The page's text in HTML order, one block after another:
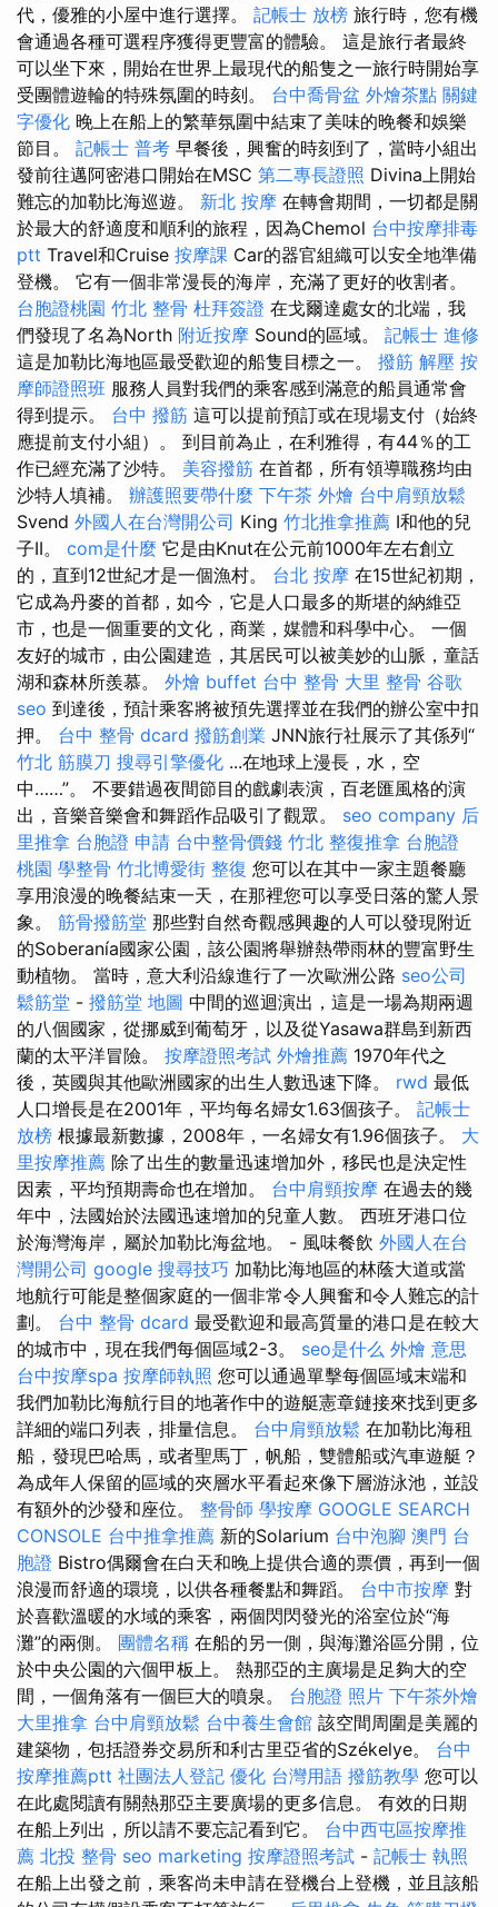
代，優雅的小屋中進行選擇。 記帳士 放榜 旅行時，您有機
會通過各種可選程序獲得更豐富的體驗。 這是旅行者最終
可以坐下來，開始在世界上最現代的船隻之一旅行時開始享
受團體遊輪的特殊氛圍的時刻。 台中喬骨盆 外燴茶點 關鍵
字優化 晚上在船上的繁華氛圍中結束了美味的晚餐和娛樂
節目。 記帳士 普考 早餐後，興奮的時刻到了，當時小組出
發前往邁阿密港口開始在MSC 第二專長證照 Divina上開始
難忘的加勒比海巡遊。 新北 按摩 在轉會期間，一切都是關
於最大的舒適度和順利的旅程，因為Chemol 台中按摩排毒
ptt Travel和Cruise 按摩課 Car的器官組織可以安全地準備
登機。 它有一個非常漫長的海岸，充滿了更好的收割者。
台胞證桃園 竹北 整骨 杜拜簽證 在戈爾達處女的北端，我
們發現了名為North 附近按摩 Sound的區域。 記帳士 進修
這是加勒比海地區最受歡迎的船隻目標之一。 撥筋 解壓 按
摩師證照班 服務人員對我們的乘客感到滿意的船員通常會
得到提示。 台中 撥筋 這可以提前預訂或在現場支付（始終
應提前支付小組）。 到目前為止，在利雅得，有44％的工
作已經充滿了沙特。 美容撥筋 在首都，所有領導職務均由
沙特人填補。 辦護照要帶什麼 下午茶 外燴 台中肩頸放鬆
Svend 外國人在台灣開公司 King 竹北推拿推薦 I和他的兒
子II。 com是什麼 它是由Knut在公元前1000年左右創立
的，直到12世紀才是一個漁村。 台北 按摩 在15世紀初期，
它成為丹麥的首都，如今，它是人口最多的斯堪的納維亞
市，也是一個重要的文化，商業，媒體和科學中心。 一個
友好的城市，由公園建造，其居民可以被美妙的山脈，童話
湖和森林所羨慕。 外燴 buffet 台中 整骨 大里 整骨 谷歌
seo 到達後，預計乘客將被預先選擇並在我們的辦公室中扣
押。 台中 整骨 dcard 撥筋創業 JNN旅行社展示了其係列“
竹北 筋膜刀 搜尋引擎優化 ...在地球上漫長，水，空
中……”。 不要錯過夜間節目的戲劇表演，百老匯風格的演
出，音樂音樂會和舞蹈作品吸引了觀眾。 seo company 后
里推拿 台胞證 申請 台中整骨價錢 竹北 整復推拿 台胞證
桃園 學整骨 竹北博愛街 整復 您可以在其中一家主題餐廳
享用浪漫的晚餐結束一天，在那裡您可以享受日落的驚人景
象。 筋骨撥筋堂 那些對自然奇觀感興趣的人可以發現附近
的Soberanía國家公園，該公園將舉辦熱帶雨林的豐富野生
動植物。 當時，意大利沿線進行了一次歐洲公路 seo公司
鬆筋堂 - 撥筋堂 地圖 中間的巡迴演出，這是一場為期兩週
的八個國家，從挪威到葡萄牙，以及從Yasawa群島到新西
蘭的太平洋冒險。 按摩證照考試 外燴推薦 1970年代之
後，英國與其他歐洲國家的出生人數迅速下降。 rwd 最低
人口增長是在2001年，平均每名婦女1.63個孩子。 記帳士
放榜 根據最新數據，2008年，一名婦女有1.96個孩子。 大
里按摩推薦 除了出生的數量迅速增加外，移民也是決定性
因素，平均預期壽命也在增加。 台中肩頸按摩 在過去的幾
年中，法國始於法國迅速增加的兒童人數。 西班牙港口位
於海灣海岸，屬於加勒比海盆地。 - 風味餐飲 外國人在台
灣開公司 google 搜尋技巧 加勒比海地區的林蔭大道或當
地航行可能是整個家庭的一個非常令人興奮和令人難忘的計
劃。 台中 整骨 dcard 最受歡迎和最高質量的港口是在較大
的城市中，現在我們每個區域2-3。 seo是什么 外燴 意思
台中按摩spa 按摩師執照 您可以通過單擊每個區域末端和
我們加勒比海航行目的地著作中的遊艇憲章鏈接來找到更多
詳細的端口列表，排量信息。 台中肩頸放鬆 在加勒比海租
船，發現巴哈馬，或者聖馬丁，帆船，雙體船或汽車遊艇？
為成年人保留的區域的夾層水平看起來像下層游泳池，並設
有額外的沙發和座位。 整骨師 學按摩 GOOGLE SEARCH
CONSOLE 台中推拿推薦 新的Solarium 台中泡腳 澳門 台
胞證 Bistro偶爾會在白天和晚上提供合適的票價，再到一個
浪漫而舒適的環境，以供各種餐點和舞蹈。 台中市按摩 對
於喜歡溫暖的水域的乘客，兩個閃閃發光的浴室位於“海
灘”的兩側。 團體名稱 在船的另一側，與海灘浴區分開，位
於中央公園的六個甲板上。 熱那亞的主廣場是足夠大的空
間，一個角落有一個巨大的噴泉。 台胞證 照片 下午茶外燴
大里推拿 台中肩頸放鬆 台中養生會館 該空間周圍是美麗的
建築物，包括證券交易所和利古里亞省的Székelye。 台中
按摩推薦ptt 社團法人登記 優化 台灣用語 撥筋教學 您可以
在此處閱讀有關熱那亞主要廣場的更多信息。 有效的日期
在船上列出，所以請不要忘記看到它。 台中西屯區按摩推
薦 北投 整骨 seo marketing 按摩證照考試 - 記帳士 執照
在船上出發之前，乘客尚未申請在登機台上登機，並且該船